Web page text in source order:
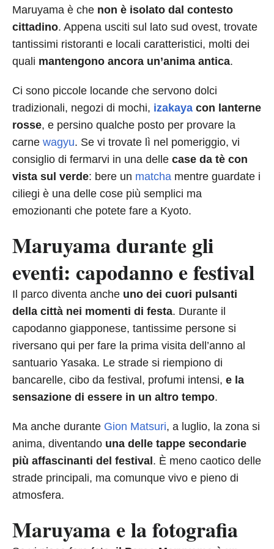
Maruyama è che non è isolato dal contesto
cittadino. Appena usciti sul lato sud ovest, trovate
tantissimi ristoranti e locali caratteristici, molti dei
quali mantengono ancora un’anima antica.
Ci sono piccole locande che servono dolci
tradizionali, negozi di mochi, izakaya con lanterne
rosse, e persino qualche posto per provare la
carne wagyu. Se vi trovate lì nel pomeriggio, vi
consiglio di fermarvi in una delle case da tè con
vista sul verde: bere un matcha mentre guardate i
ciliegi è una delle cose più semplici ma
emozionanti che potete fare a Kyoto.
Maruyama durante gli
eventi: capodanno e festival
Il parco diventa anche uno dei cuori pulsanti
della città nei momenti di festa. Durante il
capodanno giapponese, tantissime persone si
riversano qui per fare la prima visita dell’anno al
santuario Yasaka. Le strade si riempiono di
bancarelle, cibo da festival, profumi intensi, e la
sensazione di essere in un altro tempo.
Ma anche durante Gion Matsuri, a luglio, la zona si
anima, diventando una delle tappe secondarie
più affascinanti del festival . È meno caotico delle
strade principali, ma comunque vivo e pieno di
atmosfera.
Maruyama e la fotografia